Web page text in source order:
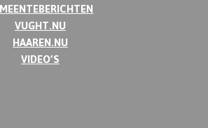
VUGHT.NU
HAAREN.NU
VIDEO’S